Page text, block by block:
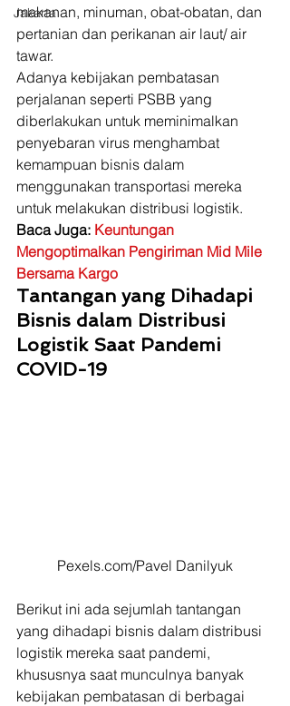
Jakarta
makanan, minuman, obat-obatan, dan
pertanian dan perikanan air laut/ air
tawar.
Adanya kebijakan pembatasan
perjalanan seperti PSBB yang
diberlakukan untuk meminimalkan
penyebaran virus menghambat
kemampuan bisnis dalam
menggunakan transportasi mereka
untuk melakukan distribusi logistik.
Baca Juga: Keuntungan
Mengoptimalkan Pengiriman Mid Mile
Bersama Kargo
Tantangan yang Dihadapi
Bisnis dalam Distribusi
Logistik Saat Pandemi
COVID-19
Pexels.com/Pavel Danilyuk
Berikut ini ada sejumlah tantangan
yang dihadapi bisnis dalam distribusi
logistik mereka saat pandemi,
khususnya saat munculnya banyak
kebijakan pembatasan di berbagai